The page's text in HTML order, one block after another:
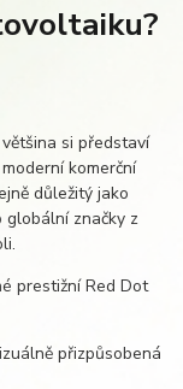
si představí
komerční
důležitý jako
globální značky z
prestižní Red Dot
přizpůsobená